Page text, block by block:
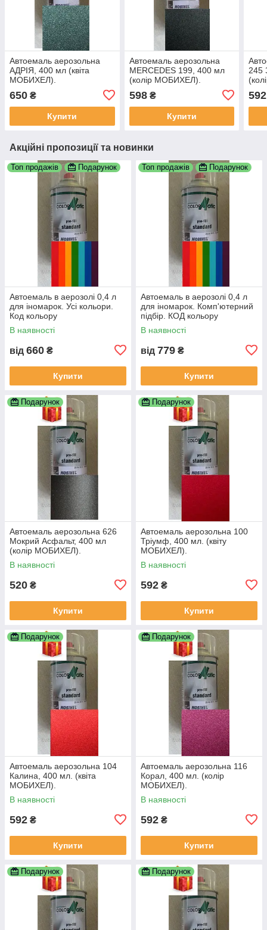
Автоемаль аерозольна
АДРІЯ, 400 мл (квіта
МОБИХЕЛ).
650 ₴
Купити
Автоемаль аерозольна
MERCEDES 199, 400 мл
(колір МОБИХЕЛ).
598₴
Купити
245
592
Акційні пропозиції та новинки
Топ продажів Подарунок
Автоемаль в аерозолі 0,4 л
для іномарок. Усі кольори.
Код кольору
ОБОВЯЗКОВИЙ!!! По VIN
коду НЕ ПРАЦЮЕМО!!!
В наявності
від 660 ₴
Купити
Топ продажів Подарунок
Автоемаль в аерозолі 0,4 л
для іномарок. Комп'ютерний
підбір. КОД кольору
ОБОВЯЗКОВИЙ!!! По VIN
коду не працюемо!!!
В наявності
від 779 ₴
Купити
Подарунок
Автоемаль аерозольна 626
Мокрий Асфальт, 400 мл
(колір МОБИХЕЛ).
В наявності
520 ₴
Купити
Подарунок
Автоемаль аерозольна 100
Тріумф, 400 мл. (квіту
МОБИХЕЛ).
В наявності
592 ₴
Купити
Подарунок
Автоемаль аерозольна 104
Калина, 400 мл. (квіта
МОБИХЕЛ).
В наявності
592 ₴
Купити
Подарунок
Автоемаль аерозольна 116
Корал, 400 мл. (колір
МОБИХЕЛ).
В наявності
592 ₴
Купити
Подарунок Подарунок